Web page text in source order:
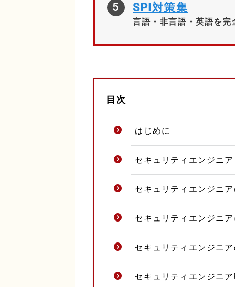
5 SPI対策集
言語・非言語・英語を
目次
はじめに
セキュリティエンジニア
セキュリティエンジニ
セキュリティエンジニ
セキュリティエンジニ
セキュリティエンジニ